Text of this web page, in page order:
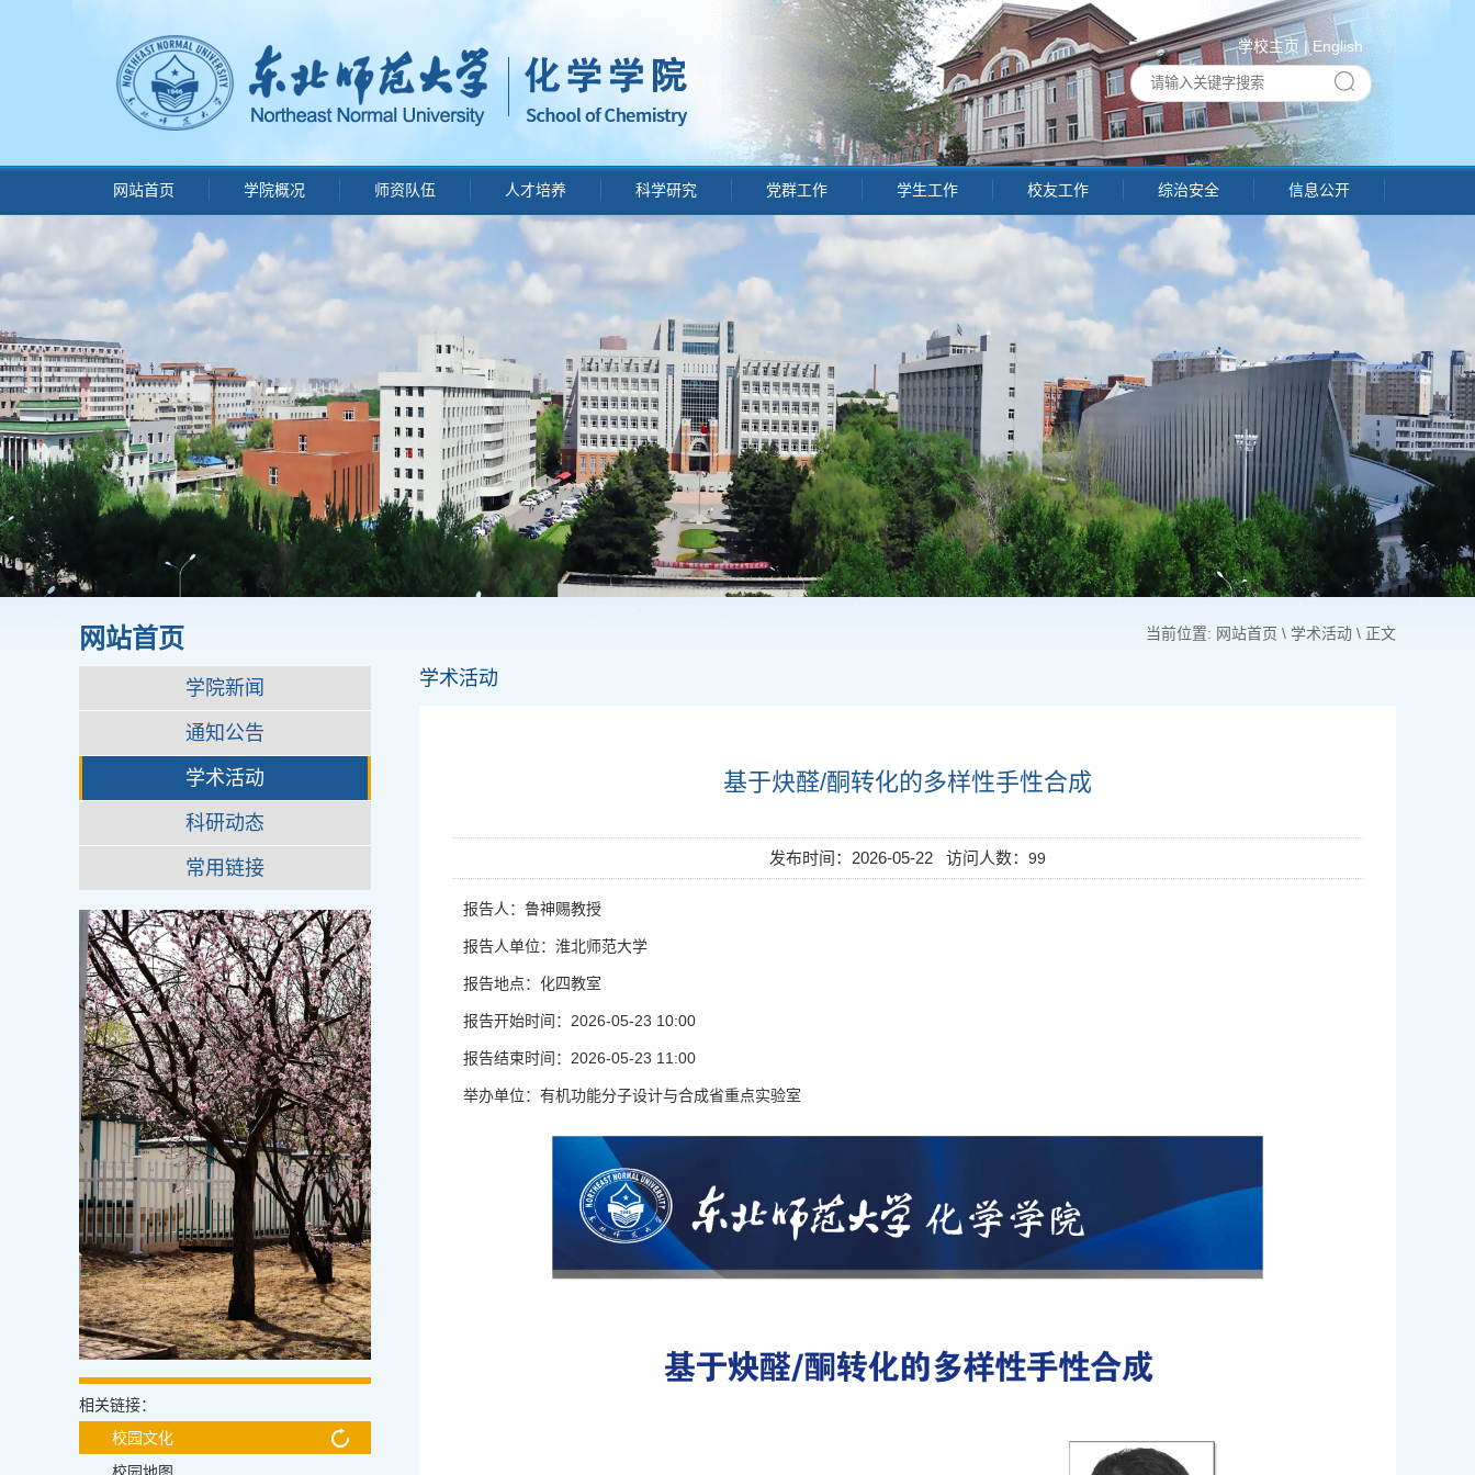
学校主页 |English
网站首页 学院概况 师资队伍 人才培养 科学研究 党群工作 学生工作 校友工作 综治安全 信息公开
网站首页
学院新闻
通知公告
学术活动
科研动态
常用链接
相关链接：
校园文化
当前位置: 网站首页 \ 学术活动 \ 正文
学术活动
基于炔醛/酮转化的多样性手性合成
发布时间：2026-05-22 访问人数： 99
报告人：鲁神赐教授
报告人单位：淮北师范大学
报告地点：化四教室
报告开始时间：2026-05-23 10:00
报告结束时间：2026-05-23 11:00
举办单位：有机功能分子设计与合成省重点实验室